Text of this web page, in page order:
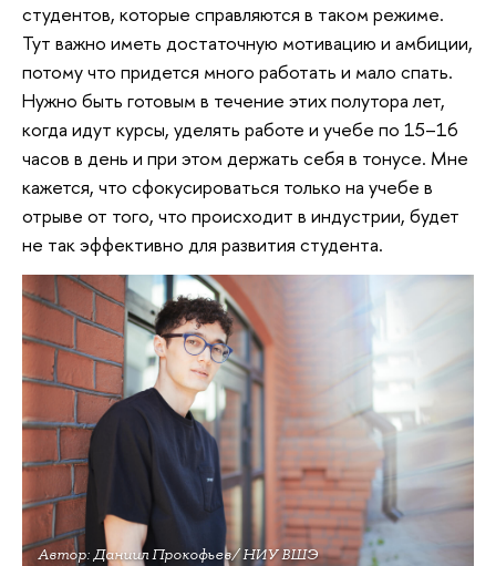
студентов, которые справляются в таком режиме.
Тут важно иметь достаточную мотивацию и амбиции,
потому что придется много работать и мало спать.
Нужно быть готовым в течение этих полутора лет,
когда идут курсы, уделять работе и учебе по 15–16
часов в день и при этом держать себя в тонусе. Мне
кажется, что сфокусироваться только на учебе в
отрыве от того, что происходит в индустрии, будет
не так эффективно для развития студента.
Автор: Даниил Прокофьев/ НИУ ВШЭ